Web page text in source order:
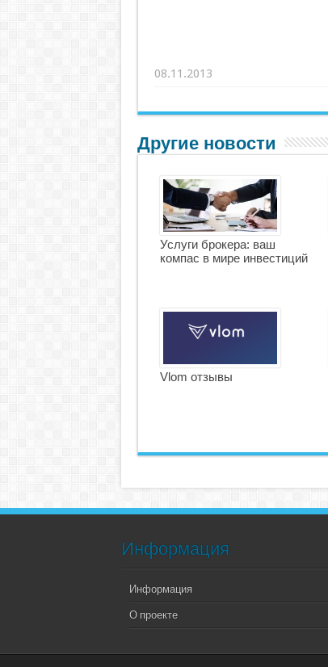
08.11.2013
Другие новости
Услуги брокера: ваш
компас в мире инвестиций
Vlom отзывы
Информация
Информация
О проекте